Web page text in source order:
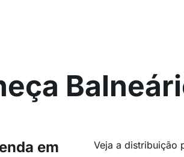
em
Veja a distribuição